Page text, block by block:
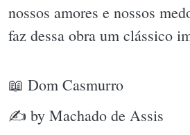
nossos amores e nossos
faz dessa obra um clássico
📖 Dom Casmurro
✍ by Machado de Assis